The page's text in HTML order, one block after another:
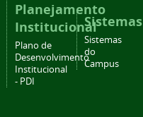
Planejamento
Institucional
Plano de
Desenvolvimento
Institucional
- PDI
Sistemas
Sistemas
do
Campus